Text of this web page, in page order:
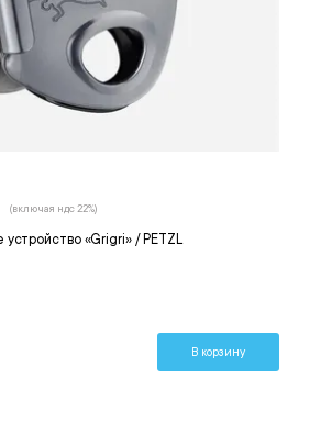
«Grigri» / PETZL
(включая ндс 22%)
В корзину